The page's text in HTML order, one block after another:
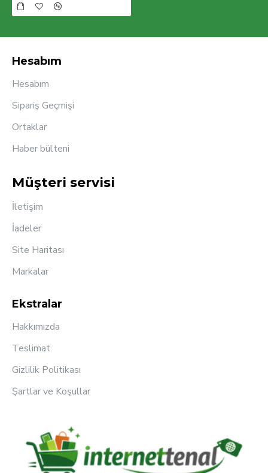
Hesabım
Hesabım
Sipariş Geçmişi
Ortaklar
Haber bülteni
Müşteri servisi
İletişim
İadeler
Site Haritası
Markalar
Ekstralar
Hakkımızda
Teslimat
Gizlilik Politikası
Şartlar ve Koşullar